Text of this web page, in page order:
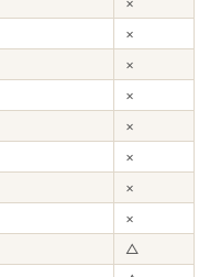
×
×
×
×
×
×
×
△